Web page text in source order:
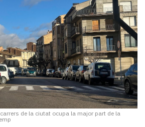
de la ciutat ocupa la major part de la